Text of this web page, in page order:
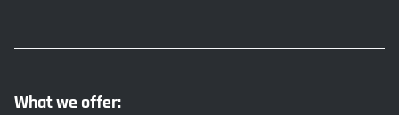
What we offer: